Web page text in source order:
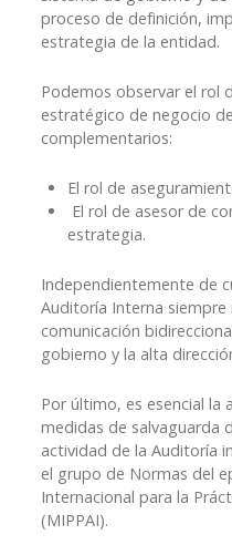
proceso de definición,
estrategia de la entidad.
Podemos observar el rol
estratégico de negocio
complementarios:
El rol de
El rol de asesor de
estrategia.
Independientemente de
Auditoría Interna siempre
comunicación
gobierno y la alta
Por último, es esencial la
medidas de salvaguarda
actividad de la Auditoría
el grupo de Normas del
Internacional para la
(MIPPAI).